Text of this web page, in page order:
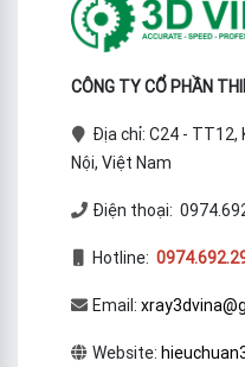
CÔNG TY CỔ PHẦN
Địa chỉ: C24 - TT12,
Nội, Việt Nam
Điện thoại:
Hotline:
Email:
Website: